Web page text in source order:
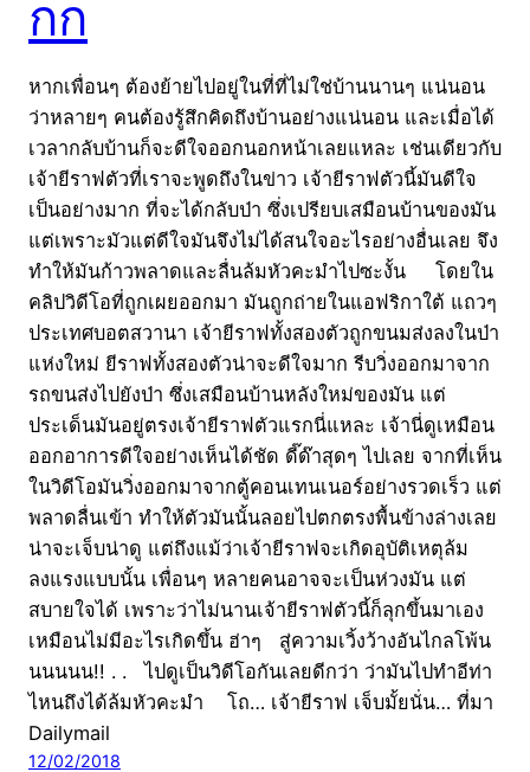
กก
หากเพื่อนๆ ต้องย้ายไปอยู่ในที่ที่ไม่ใช่บ้านนานๆ แน่นอน
ว่าหลายๆ คนต้องรู้สึกคิดถึงบ้านอย่างแน่นอน และเมื่อได้
เวลากลับบ้านก็จะดีใจออกนอกหน้าเลยแหละ เช่นเดียวกับ
เจ้ายีราฟตัวที่เราจะพูดถึงในข่าว เจ้ายีราฟตัวนี้มันดีใจ
เป็นอย่างมาก ที่จะได้กลับป่า ซึ่งเปรียบเสมือนบ้านของมัน
แต่เพราะมัวแต่ดีใจมันจึงไม่ได้สนใจอะไรอย่างอื่นเลย จึง
ทำให้มันก้าวพลาดและลื่นล้มหัวคะมำไปซะงั้น โดยใน
คลิปวิดีโอที่ถูกเผยออกมา มันถูกถ่ายในแอฟริกาใต้ แถวๆ
ประเทศบอตสวานา เจ้ายีราฟทั้งสองตัวถูกขนมส่งลงในป่า
แห่งใหม่ ยีราฟทั้งสองตัวน่าจะดีใจมาก รีบวิ่งออกมาจาก
รถขนส่งไปยังป่า ซึ่งเสมือนบ้านหลังใหม่ของมัน แต่
ประเด็นมันอยู่ตรงเจ้ายีราฟตัวแรกนี่แหละ เจ้านี่ดูเหมือน
ออกอาการดีใจอย่างเห็นได้ชัด ดี๊ด๊าสุดๆ ไปเลย จากที่เห็น
ในวิดีโอมันวิ่งออกมาจากตู้คอนเทนเนอร์อย่างรวดเร็ว แต่
พลาดลื่นเข้า ทำให้ตัวมันนั้นลอยไปตกตรงพื้นข้างล่างเลย
น่าจะเจ็บน่าดู แต่ถึงแม้ว่าเจ้ายีราฟจะเกิดอุบัติเหตุล้ม
ลงแรงแบบนั้น เพื่อนๆ หลายคนอาจจะเป็นห่วงมัน แต่
สบายใจได้ เพราะว่าไม่นานเจ้ายีราฟตัวนี้ก็ลุกขึ้นมาเอง
เหมือนไม่มีอะไรเกิดขึ้น ฮ่าๆ สู่ความเวิ้งว้างอันไกลโพ้น
นนนนน!! . . ไปดูเป็นวิดีโอกันเลยดีกว่า ว่ามันไปทำอีท่า
ไหนถึงได้ล้มหัวคะมำ โถ… เจ้ายีราฟ เจ็บมั้ยนั่น… ที่มา
Dailymail
12/02/2018